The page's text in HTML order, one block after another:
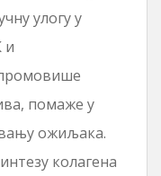
улогу у
и
помаже у
ожиљака.
колагена